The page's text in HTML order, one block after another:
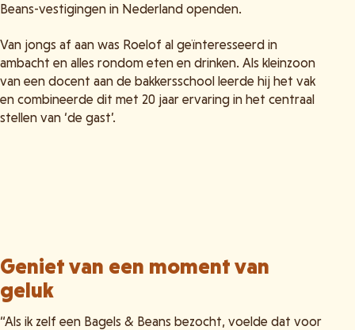
Beans-vestigingen in Nederland openden.
Van jongs af aan was Roelof al geïnteresseerd in
ambacht en alles rondom eten en drinken. Als kleinzoon
van een docent aan de bakkersschool leerde hij het vak
en combineerde dit met 20 jaar ervaring in het centraal
stellen van ‘de gast’.
Geniet van een moment van
geluk
“Als ik zelf een Bagels & Beans bezocht, voelde dat voor